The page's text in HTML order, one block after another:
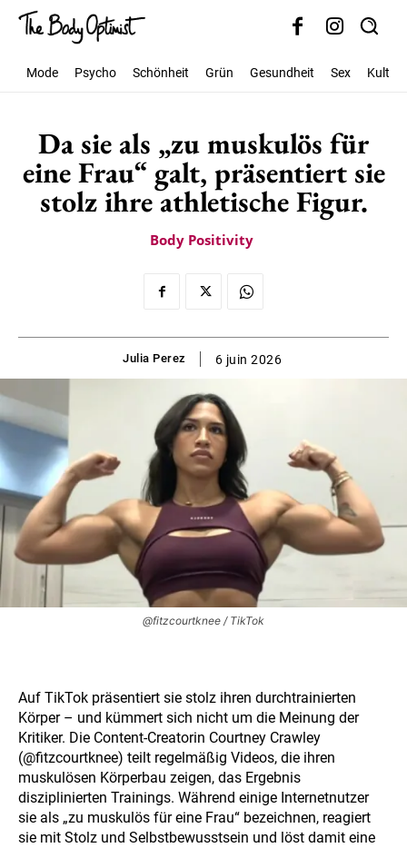
Mode Psycho Schönheit Grün Gesundheit Sex Kultur
Da sie als „zu muskulös für
eine Frau“ galt, präsentiert sie
stolz ihre athletische Figur.
Body Positivity
Julia Perez 6 juin 2026
@fitzcourtknee / TikTok
Auf TikTok präsentiert sie stolz ihren durchtrainierten
Körper – und kümmert sich nicht um die Meinung der
Kritiker. Die Content-Creatorin Courtney Crawley
(@fitzcourtknee) teilt regelmäßig Videos, die ihren
muskulösen Körperbau zeigen, das Ergebnis
disziplinierten Trainings. Während einige Internetnutzer
sie als „zu muskulös für eine Frau“ bezeichnen, reagiert
sie mit Stolz und Selbstbewusstsein und löst damit eine